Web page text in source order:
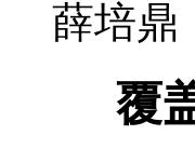
薛培鼎
覆